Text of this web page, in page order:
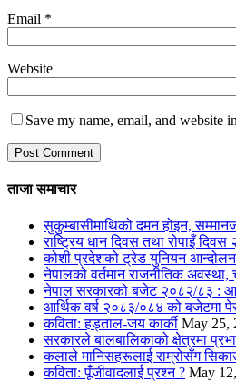
Email *
Website
Save my name, email, and website
ताजा समाचार
सुकुम्बासीमाथिको दमन होइन,
राष्ट्रिय धान दिवस तथा रोपाइँ
कोशी प्रदेशको ट्रेड युनियन
नेपालको वर्तमान राजनीतिक अवस्था,
नेपाल सरकारको बजेट २०८२/८३ :
आर्थिक वर्ष २०८३/०८४ को बजेटमा
कविता: हड्ताल-जय कार्की May 25,
सरकारले बालबालिकाको क्षेत्रमा
कलाले मानिसहरूलाई राम्रोसँग
कविता: पूँजीवादलाई प्रश्न ? May